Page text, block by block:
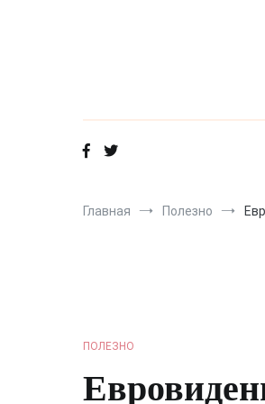
Главная Полезно
ПОЛЕЗНО